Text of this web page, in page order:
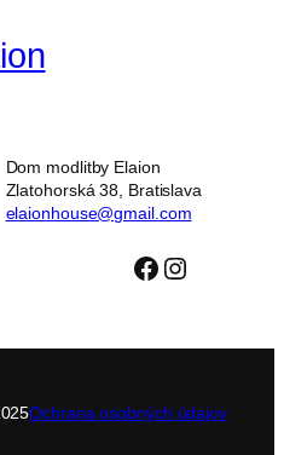
Dom modlitby Elaion
Zlatohorská 38, Bratislava
elaionhouse@gmail.com
Facebook
Ochrana osobných údajov